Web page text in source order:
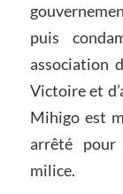
puis
association
Victoire et
Mihigo est
arrêté
milice.